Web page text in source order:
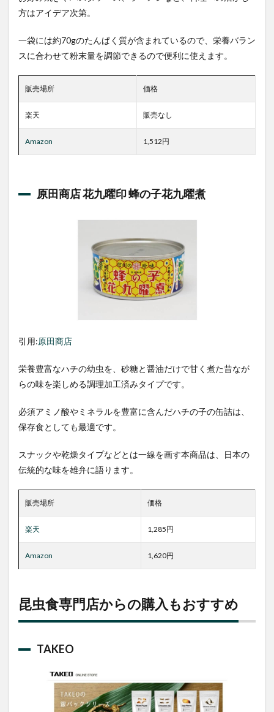
方はアイデア次第。
一袋には約70gのたんぱく質が含まれているので、栄養バラン
スに合わせて粉末量を調節できるので便利に使えます。
販売場所 価格
楽天 販売なし
Amazon 1,512円
原田商店 花九曜印 蜂の子花九曜煮
引用:原田商店
栄養豊富なハチの幼虫を、砂糖と醤油だけで甘く煮た昔なが
らの味を楽しめる調理加工済みタイプです。
必須アミノ酸やミネラルを豊富に含んだハチの子の缶詰は、
保存食としても最適です。
スナックや乾燥タイプなどとは一線を画す本商品は、日本の
伝統的な味を雄弁に語ります。
販売場所 価格
楽天 1,285円
Amazon 1,620円
昆虫食専門店からの購入もおすすめ
TAKEO